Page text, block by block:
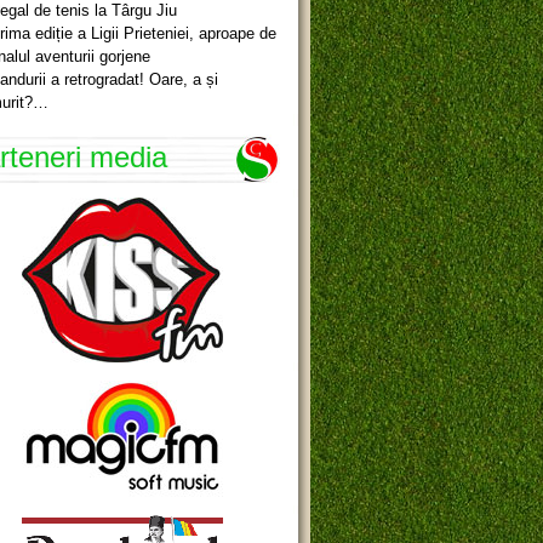
de tenis la Târgu Jiu
ediție a Ligii Prieteniei, aproape de
aventurii gorjene
a retrogradat! Oare, a și
media